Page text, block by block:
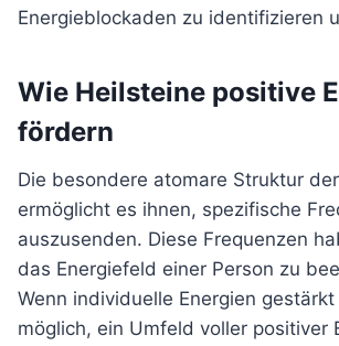
Energieblockaden zu identifizieren
Wie Heilsteine positive
fördern
Die besondere atomare Struktur
ermöglicht es ihnen, spezifische
auszusenden. Diese Frequenzen
das Energiefeld einer Person zu
Wenn individuelle Energien
möglich, ein Umfeld voller positiver